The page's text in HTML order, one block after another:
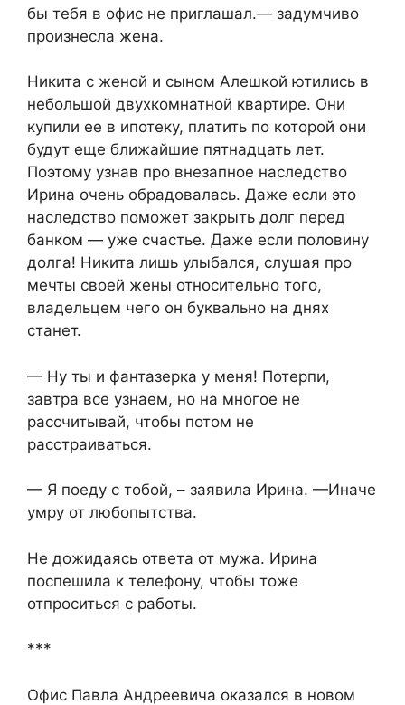
бы тебя в офис не приглашал.— задумчиво
произнесла жена.
Никита с женой и сыном Алешкой ютились в
небольшой двухкомнатной квартире. Они
купили ее в ипотеку, платить по которой они
будут еще ближайшие пятнадцать лет.
Поэтому узнав про внезапное наследство
Ирина очень обрадовалась. Даже если это
наследство поможет закрыть долг перед
банком — уже счастье. Даже если половину
долга! Никита лишь улыбался, слушая про
мечты своей жены относительно того,
владельцем чего он буквально на днях
станет.
— Ну ты и фантазерка у меня! Потерпи,
завтра все узнаем, но на многое не
рассчитывай, чтобы потом не
расстраиваться.
— Я поеду с тобой, – заявила Ирина. —Иначе
умру от любопытства.
Не дожидаясь ответа от мужа. Ирина
поспешила к телефону, чтобы тоже
отпроситься с работы.
***
Офис Павла Андреевича оказался в новом